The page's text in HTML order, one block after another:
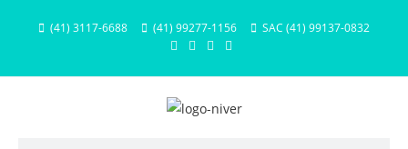
(41) 3117-6688 (41) 99277-1156 SAC (41) 99137-0832